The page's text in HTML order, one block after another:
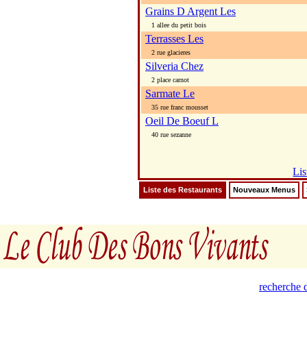
Grains D Argent Les
1 allee du petit bois
Terrasses Les
2 rue glacieres
Silveria Chez
2 place carnot
Sarmate Le
35 rue franc mousset
Oeil De Boeuf L
40 rue sezanne
Liste des Restaurants Nouveaux Menus
recherche